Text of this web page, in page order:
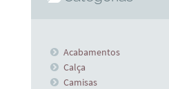
Acabamentos
Calça
Camisas